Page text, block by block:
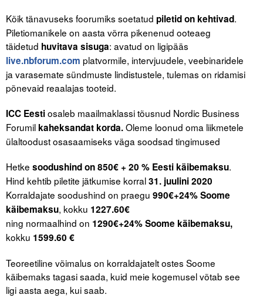
Viidad
ICC WBO
ICC komisjonid
Digiraamatukogu
Juhendid ja väljaanded
Kontakt
Liitu meililistiga
Oskusteave
Abimaterjalid
Kõik tänavuseks foorumiks soetatud piletid on kehtivad.
Piletiomanikele on aasta võrra pikenenud ooteaeg
täidetud huvitava sisuga: avatud on ligipääs
live.nbforum.com platvormile, intervjuudele, veebinaridele
ja varasemate sündmuste lindistustele, tulemas on ridamisi
põnevaid reaalajas tooteid.
ICC Eestiosaleb maailmaklassi tõusnud Nordic Business
Forumil kaheksandat korda.Oleme loonud oma liikmetele
ülaltoodust osasaamiseks väga soodsad tingimused
Hetke soodushind on 850€ + 20 % Eesti käibemaksu.
Hind kehtib piletite jätkumise korral31. juulini 2020
Korraldajate soodushind on praegu 990€+24% Soome
käibemaksu, kokku 1227.60€
ning normaalhind on 1290€+24% Soome käibemaksu,
kokku 1599.60 €
Teoreetiline võimalus on korraldajatelt ostes Soome
käibemaks tagasi saada, kuid meie kogemusel võtab see
ligi aasta aega, kui saab.